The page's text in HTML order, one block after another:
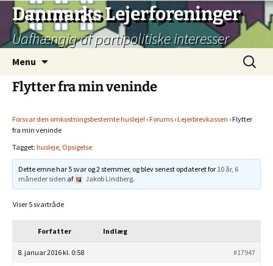
Hop
indhold
Danmarks Lejerforeninger
Uafhængig af partipolitiske interesser
Menu
Søg
efter:
Flytter fra min veninde
Forsvar den omkostningsbestemte husleje! ›Forums ›Lejerbrevkassen › Flytter
fra min veninde
Tagget: husleje, Opsigelse
Dette emne har 5 svar og 2 stemmer, og blev senest opdateret for 10 år, 6
måneder siden af Jakob Lindberg.
Viser 5 svartråde
Forfatter Indlæg
8. januar 2016 kl. 0:58 #17947